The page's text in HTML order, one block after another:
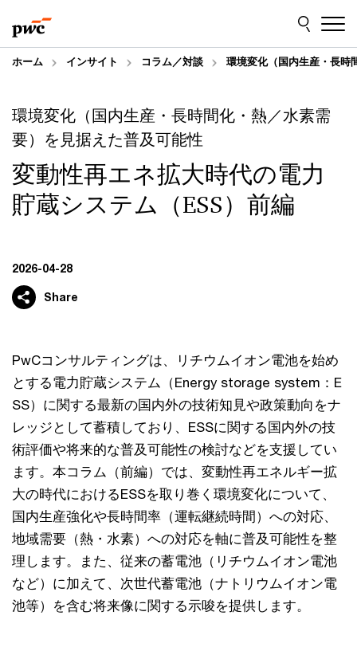
to
content
to
footer
ホーム インサイト コラム／対談 環境変化（国内生産・長時
環境変化（国内生産・長時間化・熱／水素需
要）を見据えた普及可能性
変動性再エネ拡大時代の電力
貯蔵システム（ESS）前編
2026-04-28
Share
PwCコンサルティングは、リチウムイオン電池を始め
とする電力貯蔵システム（Energy storage system：E
SS）に関する最新の国内外の技術知見や政策動向をナ
レッジとして蓄積しており、ESSに関する国内外の技
術評価や将来的な普及可能性の検討などを支援してい
ます。本コラム（前編）では、変動性再エネルギー拡
大の時代におけるESSを取り巻く環境変化について、
国内生産強化や長時間率（運転継続時間）への対応、
地域需要（熱・水素）への対応を軸に普及可能性を整
理します。また、従来の蓄電池（リチウムイオン電池
など）に加えて、次世代蓄電池（ナトリウムイオン電
池等）を含む将来像に関する示唆を提供します。